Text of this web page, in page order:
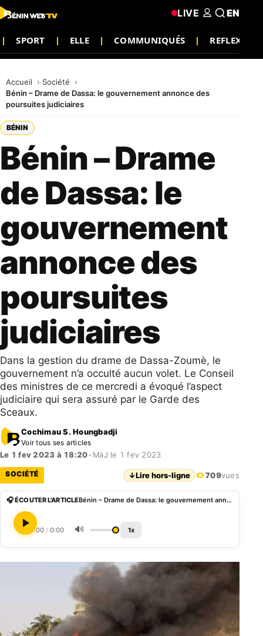
SPORT ELLE COMMUNIQUÉS REFLEXION
LIVE EN
Accueil
Société
Bénin – Drame de Dassa: le gouvernement annonce des
poursuites judiciaires
BÉNIN
Bénin – Drame
de Dassa: le
gouvernement
annonce des
poursuites
judiciaires
Dans la gestion du drame de Dassa-Zoumè, le
gouvernement n’a occulté aucun volet. Le Conseil
des ministres de ce mercredi a évoqué l’aspect
judiciaire qui sera assuré par le Garde des
Sceaux.
Cochimau S. Houngbadji
Voir tous ses articles
Le 1 fev 2023 à 18:20• MàJ le 1 fev 2023
SOCIÉTÉ ↓Lire hors-ligne 709vues
🎧 ÉCOUTER L'ARTICLE Bénin – Drame de Dassa: le gouvernement annonce des poursuites judiciaires
0:00 / 0:00 🔊 1x